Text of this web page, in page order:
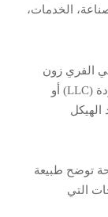
الخدمات،
الفري زون
بصيغ مختلفة مثل شركات ذات مسؤولية محدودة (LLC) أو
توضح طبيعة
التي